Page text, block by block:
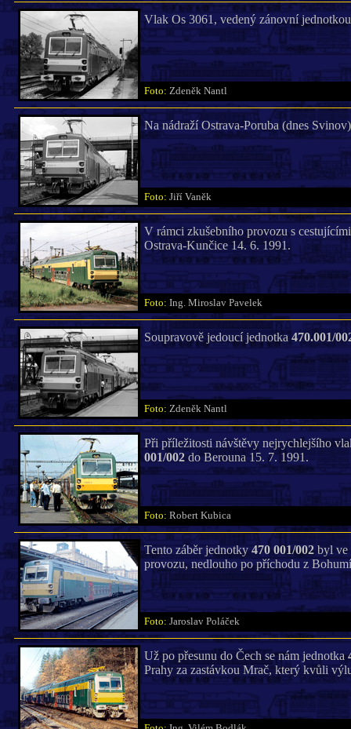
Vlak Os 3061, vedený zánovní
Foto: Zdeněk Nantl
Na nádraží Ostrava-Poruba (dnes
Foto: Jiří Vaněk
V rámci zkušebního provozu s
Ostrava-Kunčice 14. 6. 1991.
Foto: Ing. Miroslav Pavelek
Soupravově jedoucí jednotka470.001/
Foto: Zdeněk Nantl
Při příležitosti návštěvy nejrychlejšího
001/002do Berouna 15. 7. 1991.
Foto: Robert Kubica
Tento záběr jednotky 470 001/002byl ve
provozu, nedlouho po příchodu z
Foto: Jaroslav Poláček
Už po přesunu do Čech se nám jednotka
Prahy za zastávkou Mrač, který kvůli